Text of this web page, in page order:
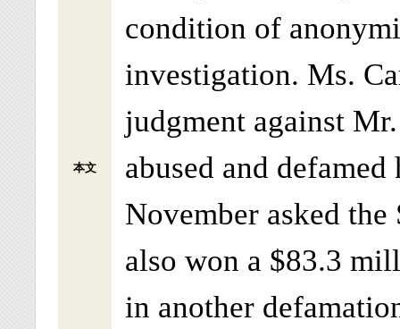
本文
condition of
investigation. Ms.
judgment against
abused and
November asked
also won a $83.3
in another